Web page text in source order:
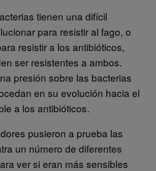
tienen una difícil
para resistir al fago, o
resistir a los antibióticos,
ser resistentes a ambos.
presión sobre las bacterias
en su evolución hacia el
a los antibióticos.
pusieron a prueba las
un número de diferentes
ver si eran más sensibles